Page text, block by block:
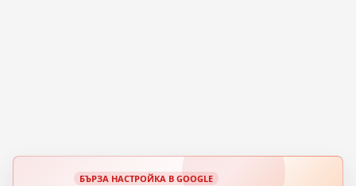
БЪРЗА НАСТРОЙКА В GOOGLE